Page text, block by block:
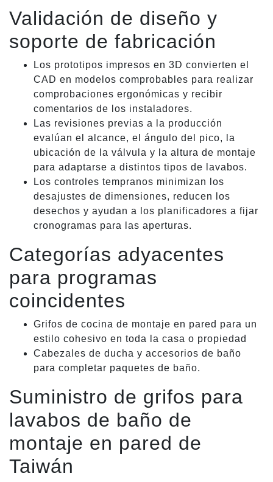
Validación de diseño y
soporte de fabricación
Los prototipos impresos en 3D convierten el
CAD en modelos comprobables para realizar
comprobaciones ergonómicas y recibir
comentarios de los instaladores.
Las revisiones previas a la producción
evalúan el alcance, el ángulo del pico, la
ubicación de la válvula y la altura de montaje
para adaptarse a distintos tipos de lavabos.
Los controles tempranos minimizan los
desajustes de dimensiones, reducen los
desechos y ayudan a los planificadores a fijar
cronogramas para las aperturas.
Categorías adyacentes
para programas
coincidentes
Grifos de cocina de montaje en pared para un
estilo cohesivo en toda la casa o propiedad
Cabezales de ducha y accesorios de baño
para completar paquetes de baño.
Suministro de grifos para
lavabos de baño de
montaje en pared de
Taiwán